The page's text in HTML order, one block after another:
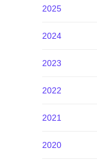
2025
2024
2023
2022
2021
2020